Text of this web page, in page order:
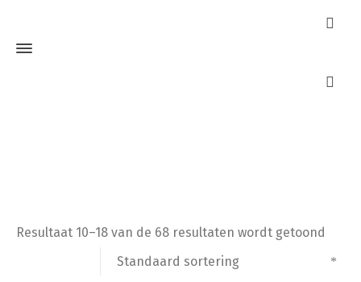
Resultaat 10–18 van de 68 resultaten wordt getoond
Standaard sortering